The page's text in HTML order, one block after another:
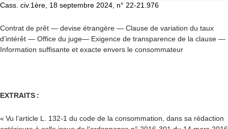
Cass. civ.1ère , 18 septembre 2024, n° 22-21.976
Contrat de prêt — devise étrangère — Clause de variation du taux
d’intérêt — Office du juge— Exigence de transparence de la clause —
Information suffisante et exacte envers le consommateur
EXTRAITS :
« Vu l’article L. 132-1 du code de la consommation, dans sa rédaction